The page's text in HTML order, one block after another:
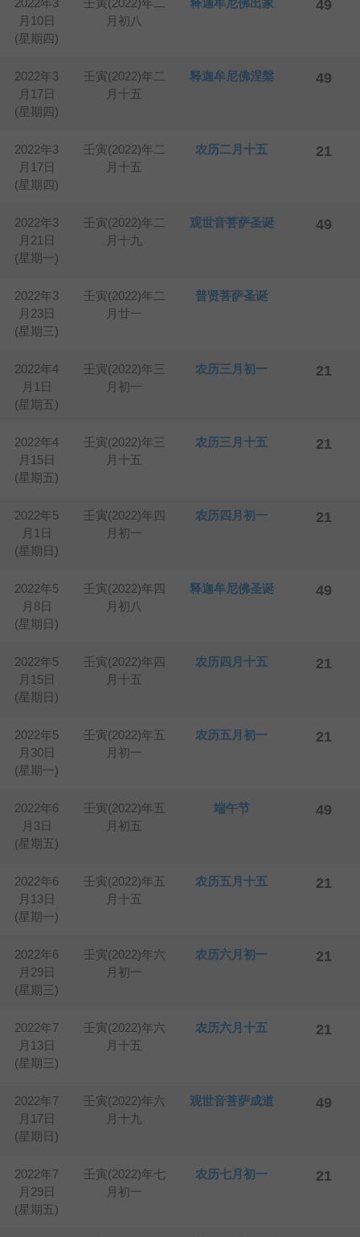
月10日
(星期四)
月初八
49
2022年3
月17日
(星期四)
壬寅(2022)年二
月十五
释迦牟尼佛涅槃 49
2022年3
月17日
(星期四)
壬寅(2022)年二
月十五
农历二月十五 21
2022年3
月21日
(星期一)
壬寅(2022)年二
月十九
观世音菩萨圣诞 49
2022年3
月23日
(星期三)
壬寅(2022)年二
月廿一
普贤菩萨圣诞
2022年4
月1日
(星期五)
壬寅(2022)年三
月初一
农历三月初一 21
2022年4
月15日
(星期五)
壬寅(2022)年三
月十五
农历三月十五 21
2022年5
月1日
(星期日)
壬寅(2022)年四
月初一
农历四月初一 21
2022年5
月8日
(星期日)
壬寅(2022)年四
月初八
释迦牟尼佛圣诞 49
2022年5
月15日
(星期日)
壬寅(2022)年四
月十五
农历四月十五 21
2022年5
月30日
(星期一)
壬寅(2022)年五
月初一
农历五月初一 21
2022年6
月3日
(星期五)
壬寅(2022)年五
月初五
端午节 49
2022年6
月13日
(星期一)
壬寅(2022)年五
月十五
农历五月十五 21
2022年6
月29日
(星期三)
壬寅(2022)年六
月初一
农历六月初一 21
2022年7
月13日
(星期三)
壬寅(2022)年六
月十五
农历六月十五 21
2022年7
月17日
(星期日)
壬寅(2022)年六
月十九
观世音菩萨成道 49
2022年7
月29日
(星期五)
壬寅(2022)年七
月初一
农历七月初一 21